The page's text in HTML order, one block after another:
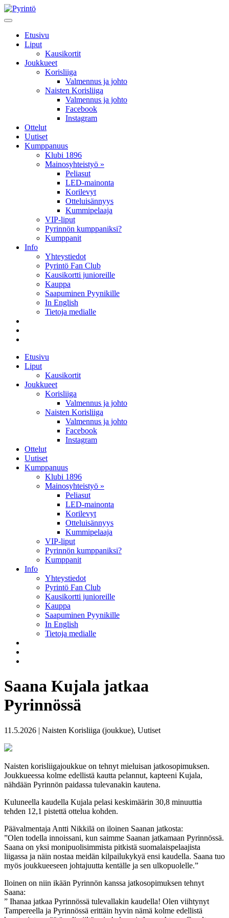
Etusivu
Liput
Kausikortit
Joukkueet
Korisliiga
Valmennus ja johto
Naisten Korisliiga
Valmennus ja johto
Facebook
Instagram
Ottelut
Uutiset
Kumppanuus
Klubi 1896
Mainosyhteistyö »
Peliasut
LED-mainonta
Korilevyt
Otteluisännyys
Kummipelaaja
VIP-liput
Pyrinnön kumppaniksi?
Kumppanit
Info
Yhteystiedot
Pyrintö Fan Club
Kausikortti junioreille
Kauppa
Saapuminen Pyynikille
In English
Tietoja medialle
Etusivu
Liput
Kausikortit
Joukkueet
Korisliiga
Valmennus ja johto
Naisten Korisliiga
Valmennus ja johto
Facebook
Instagram
Ottelut
Uutiset
Kumppanuus
Klubi 1896
Mainosyhteistyö »
Peliasut
LED-mainonta
Korilevyt
Otteluisännyys
Kummipelaaja
VIP-liput
Pyrinnön kumppaniksi?
Kumppanit
Info
Yhteystiedot
Pyrintö Fan Club
Kausikortti junioreille
Kauppa
Saapuminen Pyynikille
In English
Tietoja medialle
Saana Kujala jatkaa
Pyrinnössä
11.5.2026 | Naisten Korisliiga (joukkue), Uutiset
Naisten korisliigajoukkue on tehnyt mieluisan jatkosopimuksen.
Joukkueessa kolme edellistä kautta pelannut, kapteeni Kujala,
nähdään Pyrinnön paidassa tulevanakin kautena.
Kuluneella kaudella Kujala pelasi keskimäärin 30,8 minuuttia
tehden 12,1 pistettä ottelua kohden.
Päävalmentaja Antti Nikkilä on iloinen Saanan jatkosta:
”Olen todella innoissani, kun saimme Saanan jatkamaan Pyrinnössä.
Saana on yksi monipuolisimmista pitkistä suomalaispelaajista
liigassa ja näin nostaa meidän kilpailukykyä ensi kaudella. Saana tuo
myös joukkueeseen johtajuutta kentälle ja sen ulkopuolelle.”
Iloinen on niin ikään Pyrinnön kanssa jatkosopimuksen tehnyt
Saana:
” Ihanaa jatkaa Pyrinnössä tulevallakin kaudella! Olen viihtynyt
Tampereella ja Pyrinnössä erittäin hyvin nämä kolme edellistä